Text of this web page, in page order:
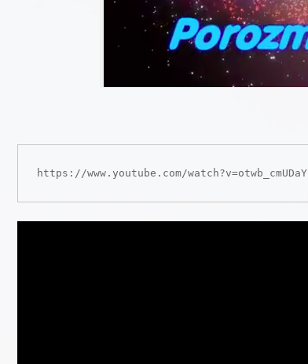
https://www.youtube.com/watch?v=otwb_cmUDaY